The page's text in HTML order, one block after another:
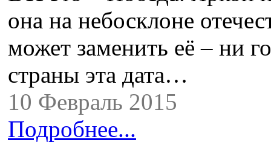
она на небосклоне
может заменить её – ни
страны эта дата…
10 Февраль 2015
Подробнее...